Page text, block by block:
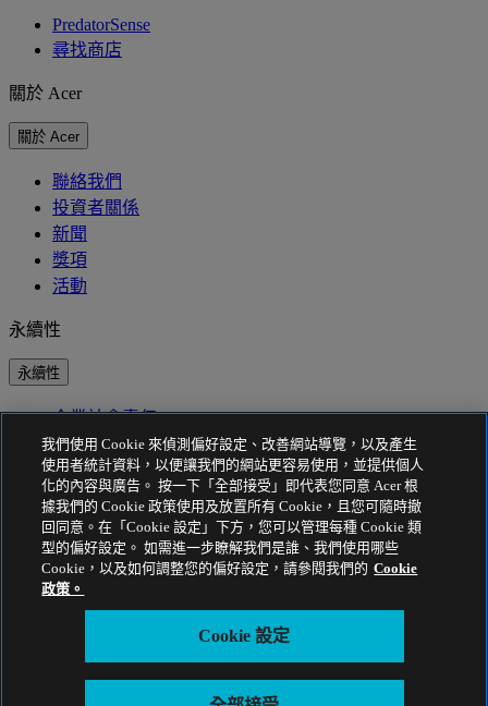
PredatorSense
尋找商店
關於 Acer
關於 Acer
聯絡我們
投資者關係
新聞
獎項
活動
永續性
永續性
企業社會責任
產品碳足跡
Project Humanity
Earthion
隱私權政策
Cookie 政策
法律聲明
台灣 - 繁體中文
我們使用 Cookie 來偵測偏好設定、改善網站導覽，以及產生
使用者統計資料，以便讓我們的網站更容易使用，並提供個人
化的內容與廣告。 按一下「全部接受」即代表您同意 Acer 根
據我們的 Cookie 政策使用及放置所有 Cookie，且您可隨時撤
回同意。在「Cookie 設定」下方，您可以管理每種 Cookie 類
型的偏好設定。 如需進一步瞭解我們是誰、我們使用哪些
Cookie，以及如何調整您的偏好設定，請參閱我們的 Cookie
政策。
Cookie 設定